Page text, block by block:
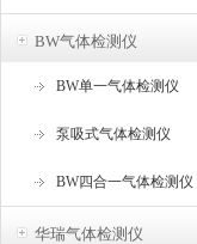
BW气体检测仪
BW单一气体检测仪
泵吸式气体检测仪
BW四合一气体检测仪
华瑞气体检测仪